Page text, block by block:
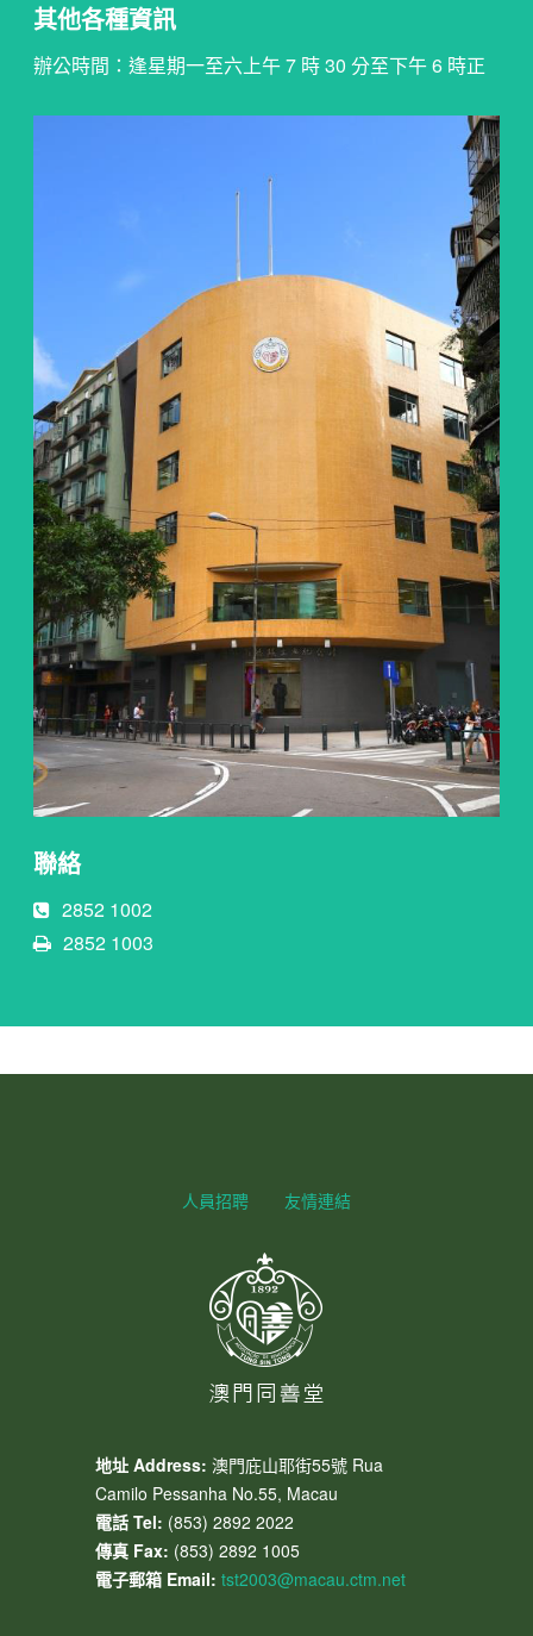
其他各種資訊
辦公時間：逢星期一至六上午 7 時 30 分至下午 6 時正
聯絡
2852 1002
2852 1003
人員招聘 友情連結
地址 Address: 澳門庇山耶街55號 Rua
Camilo Pessanha No.55, Macau
電話 Tel: (853) 2892 2022
傳真 Fax: (853) 2892 1005
電子郵箱 Email: tst2003@macau.ctm.net